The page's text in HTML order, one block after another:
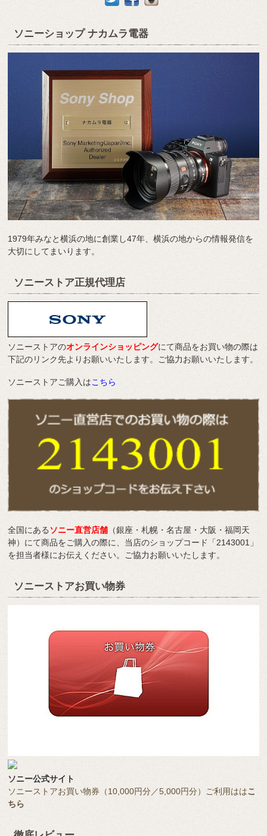
ソニーショップ ナカムラ電器
1979年みなと横浜の地に創業し47年、横浜の地からの情報発信を
大切にしてまいります。
ソニーストア正規代理店
ソニーストアのオンラインショッピングにて商品をお買い物の際は
下記のリンク先よりお願いいたします。ご協力お願いいたします。
ソニーストアご購入はこちら
全国にあるソニー直営店舗 （銀座・札幌・名古屋・大阪・福岡天
神）にて商品をご購入の際に、当店のショップコード「2143001」
を担当者様にお伝えください。ご協力お願いいたします。
ソニーストアお買い物券
ソニー公式サイト
ソニーストアお買い物券（10,000円分／5,000円分）ご利用ははこ
ちら